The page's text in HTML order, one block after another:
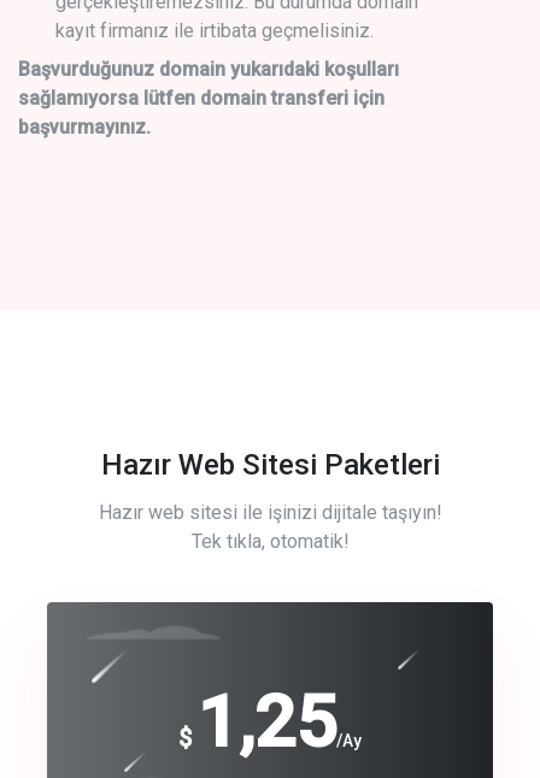
kayıt firmanız ile irtibata geçmelisiniz.
Başvurduğunuz domain yukarıdaki koşulları
sağlamıyorsa lütfen domain transferi için
başvurmayınız.
Hazır Web Sitesi Paketleri
Hazır web sitesi ile işinizi dijitale taşıyın!
Tek tıkla, otomatik!
$ 1,25/Ay
Free
Basic